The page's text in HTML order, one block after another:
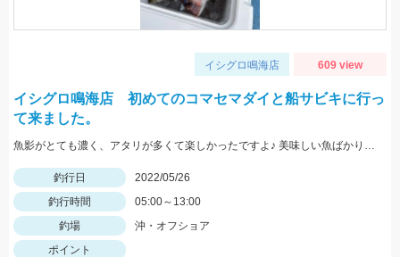
イシグロ鳴海店 609 view
イシグロ鳴海店 初めてのコマセマダイと船サビキに行っ
て来ました。
魚影がとても濃く、アタリが多くて楽しかったですよ♪ 美味しい魚ばかり釣れました♪
釣行日
2022/05/26
釣行時間
05:00～13:00
釣場
沖・オフショア
ポイント